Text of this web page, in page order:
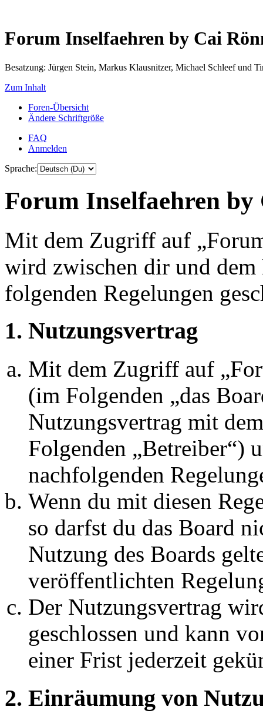
Forum Inselfaehren by Cai
Besatzung: Jürgen Stein, Markus Klausnitzer, Michael Schleef und
Zum Inhalt
Foren-Übersicht
Ändere Schriftgröße
FAQ
Anmelden
Sprache:
Forum Inselfaehren
Mit dem Zugriff auf
wird zwischen dir und
folgenden Regelungen
1. Nutzungsvertrag
Mit dem Zugriff auf
(im Folgenden „das
Nutzungsvertrag mit
Folgenden „Betreiber“)
nachfolgenden
Wenn du mit diesen
so darfst du das Board
Nutzung des Boards
veröffentlichten
Der Nutzungsvertrag
geschlossen und kann
einer Frist jederzeit
2. Einräumung von